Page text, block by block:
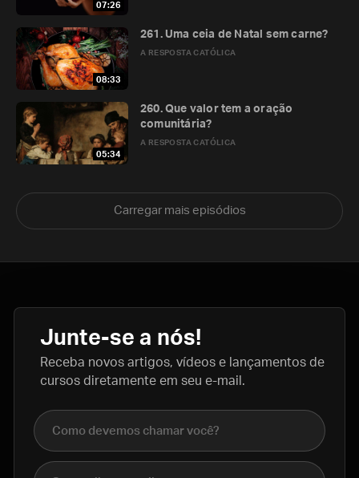
07:26
08:33
A RESPOSTA CATÓLICA
261. Uma ceia de Natal sem carne?
05:34
A RESPOSTA CATÓLICA
260. Que valor tem a oração
comunitária?
Carregar mais episódios
Junte-se a nós!
Receba novos artigos, vídeos e lançamentos de
cursos diretamente em seu e-mail.
Nome completo
E-mail